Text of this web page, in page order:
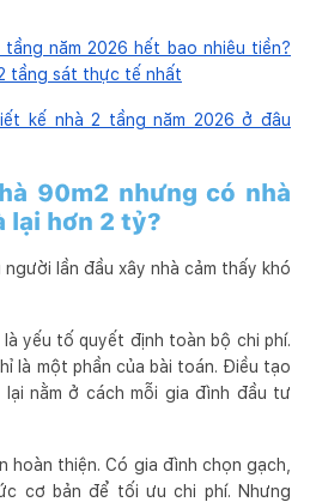
năm 2026 hết bao nhiêu tiền?
tầng sát thực tế nhất
kế nhà 2 tầng năm 2026 ở đâu
90m2 nhưng có nhà
lại hơn 2 tỷ?
lần đầu xây nhà cảm thấy khó
yếu tố quyết định toàn bộ chi phí.
là một phần của bài toán. Điều tạo
nằm ở cách mỗi gia đình đầu tư
hoàn thiện. Có gia đình chọn gạch,
cơ bản để tối ưu chi phí. Nhưng